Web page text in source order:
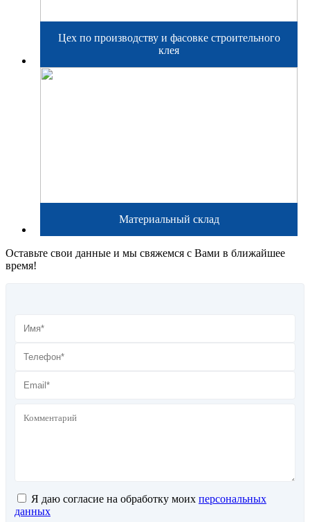
Цех по производству и фасовке строительного
клея
Материальный склад
Оставьте свои данные и мы свяжемся с Вами в ближайшее
время!
Я даю согласие на обработку моих персональных
данных